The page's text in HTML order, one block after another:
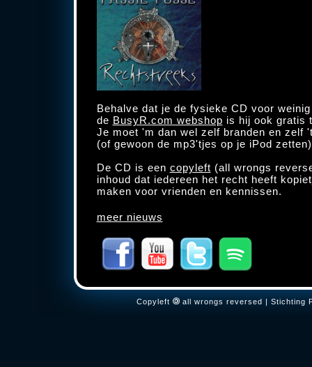
Behalve dat je de fysieke CD voor
de BusyR.com webshop is hij ook gratis
Je moet 'm dan wel zelf branden en zelf
(of gewoon de mp3'tjes op je iPod zetten)
De CD is een copyleft (all wrongs
inhoud dat iedereen het recht heeft
maken voor vrienden en kennissen.
meer nieuws
Copyleft all wrongs reversed | Stichting